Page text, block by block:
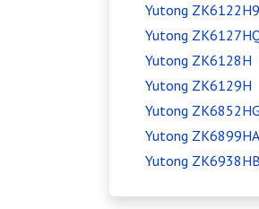
Yutong ZK6122H9
Yutong
Yutong ZK6128H
Yutong ZK6129H
Yutong ZK6852HG
Yutong ZK6899HA
Yutong